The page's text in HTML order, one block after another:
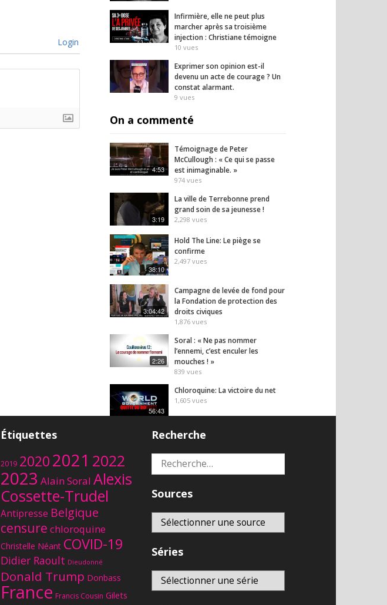
Login
Infirmière, elle ne peut plus
marcher après sa troisième
injection : Christiane témoigne
10 vues
Exprimer son opinion est-il
devenu un acte de courage ? Un
constat alarmant.
9 vues
On a commenté
4:53
Témoignage de Peter
McCullough : « Ce qui se passe
est inimaginable. »
974 vues
3:19
La ville de Terrebonne prend
grand soin de sa jeunesse !
2,298 vues
38:10
Hold The Line: Le piège se
confirme
2,497 vues
3:04:42
Campagne de levée de fond pour
la Fondation de protection des
droits civiques
1,876 vues
2:26
Soral : « Ne pas nommer
l’ennemi, c’est enculer les
mouches ! »
839 vues
56:43
Chloroquine: La victoire du net
1,605 vues
Les plus vues
Noovo en direct
8,858vues
En direct
8,770
En direct
Regardez RT France en direct
Africanews (en français) EN
Étiquettes
2019 20202021 2022
2023 Alain Soral Alexis
Cossette-Trudel
Antipresse Belgique
censure chloroquine
Christelle Néant COVID-19
Didier Raoult Dieudonné
Donald Trump Donbass
France Francis Cousin Gilets
Recherche
Rechercher :
Sources
Séries